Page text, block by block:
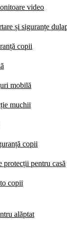
video
și siguranțe
copii
mobilă
muchii
copii
protecții pentru casă
copii
alăptat